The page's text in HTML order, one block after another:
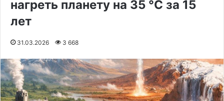
нагреть планету на 35 °C за 15
лет
31.03.2026 3 668